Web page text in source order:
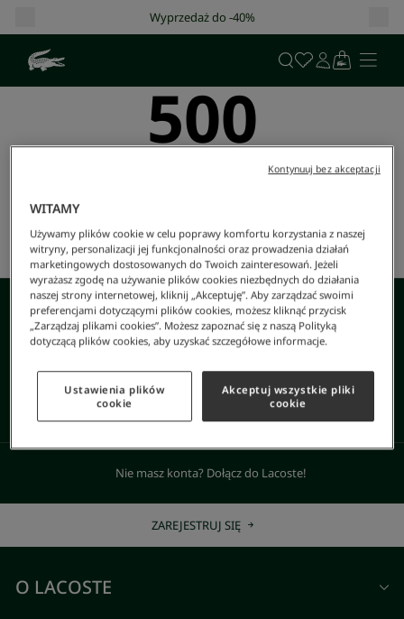
Wyprzedaż do -40%
500
Wystąpił nieoczekiwany błąd.
Wróć do strony głównej
Spróbuj Ponownie
DARMOWE ZWROTY BEZPIECZNA PŁATNOŚĆ
DARMOWA DOSTAWA OD
400 zł
OBSŁUGA KLIENTA
Nie masz konta? Dołącz do Lacoste!
ZAREJESTRUJ SIĘ
O LACOSTE
WITAMY
Używamy plików cookie w celu poprawy komfortu korzystania z naszej
witryny, personalizacji jej funkcjonalności oraz prowadzenia działań
marketingowych dostosowanych do Twoich zainteresowań. Jeżeli
wyrażasz zgodę na używanie plików cookies niezbędnych do działania
naszej strony internetowej, kliknij „Akceptuję”. Aby zarządzać swoimi
preferencjami dotyczącymi plików cookies, możesz kliknąć przycisk
„Zarządzaj plikami cookies”. Możesz zapoznać się z naszą Polityką
dotyczącą plików cookies, aby uzyskać szczegółowe informacje.
Ustawienia plików
cookie
Akceptuj wszystkie pliki
cookie
Kontynuuj bez akceptacji